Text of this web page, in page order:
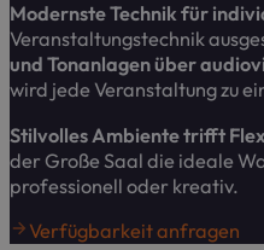
Modernste Technik für
Veranstaltungstechnik
und Tonanlagen über
wird jede Veranstaltung zu
Stilvolles Ambiente trifft
der Große Saal die ideale
professionell oder kreativ.
Verfügbarkeit anfragen